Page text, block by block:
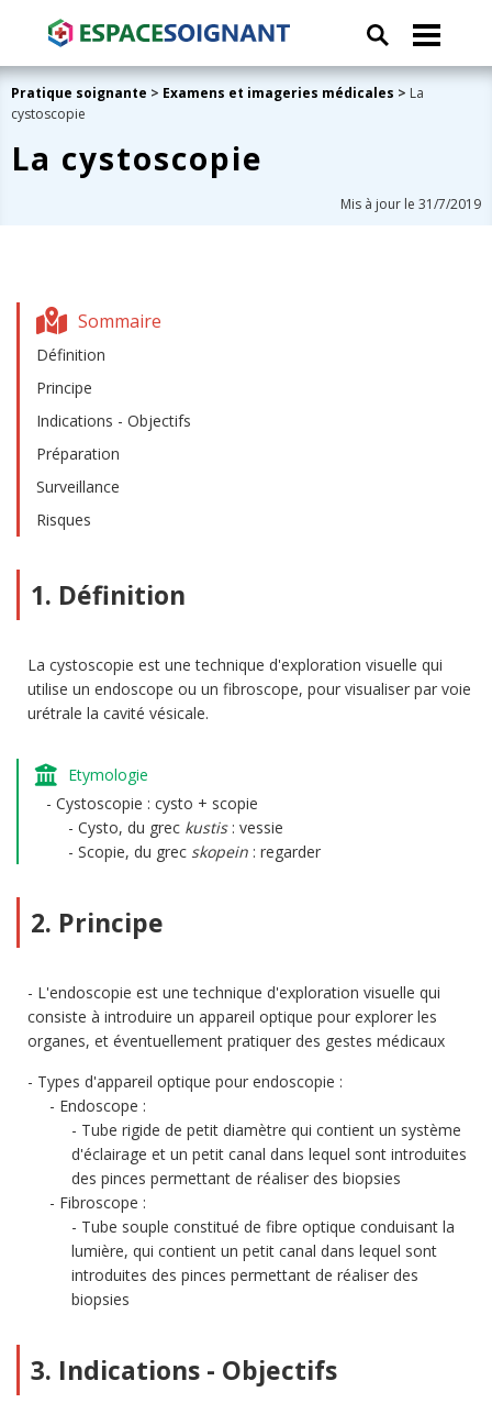
Pratique soignante > Examens et imageries médicales > La
cystoscopie
La cystoscopie
Mis à jour le 31/7/2019
Sommaire
Définition
Principe
Indications - Objectifs
Préparation
Surveillance
Risques
1. Définition
La cystoscopie est une technique d'exploration visuelle qui
utilise un endoscope ou un fibroscope, pour visualiser par voie
urétrale la cavité vésicale.
Etymologie
Cystoscopie : cysto + scopie
Cysto, du grec kustis: vessie
Scopie, du grec skopein : regarder
2. Principe
L'endoscopie est une technique d'exploration visuelle qui
consiste à introduire un appareil optique pour explorer les
organes, et éventuellement pratiquer des gestes médicaux
Types d'appareil optique pour endoscopie :
Endoscope :
Tube rigide de petit diamètre qui contient un système
d'éclairage et un petit canal dans lequel sont introduites
des pinces permettant de réaliser des biopsies
Fibroscope :
Tube souple constitué de fibre optique conduisant la
lumière, qui contient un petit canal dans lequel sont
introduites des pinces permettant de réaliser des
biopsies
3. Indications - Objectifs